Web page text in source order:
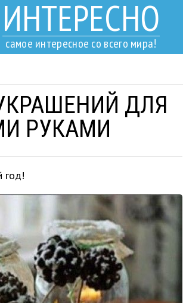
ИНТЕРЕСНО
самое интересное со всего мира!
ДЛЯ
РУКАМИ
год!